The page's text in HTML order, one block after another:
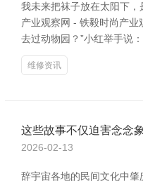
我未来把袜子放在太阳下，
产业观察网 - 铁毅时尚产业
去过动物园？”小红举手说
维修资讯
这些故事不仅迫害念念
2026-02-13
辞宇宙各地的民间文化中